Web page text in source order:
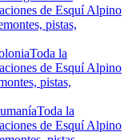
de Esquí Alpino
pistas,
Toda la
de Esquí Alpino
pistas,
Toda la
de Esquí Alpino